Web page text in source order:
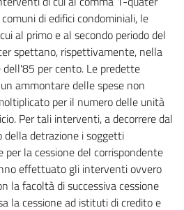
di edifici condominiali, le
al primo e al secondo periodo del
spettano, rispettivamente, nella
per cento. Le predette
ammontare delle spese non
per il numero delle unità
Per tali interventi, a decorrere dal
della detrazione i soggetti
per la cessione del corrispondente
effettuato gli interventi ovvero
la facoltà di successiva cessione
la cessione ad istituti di credito e